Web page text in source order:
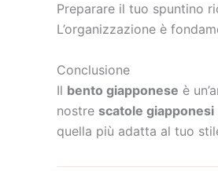
Preparare il tuo spuntino
L’organizzazione è
Conclusione
Il bento giapponese è
nostre scatole giapponesi
quella più adatta al tuo